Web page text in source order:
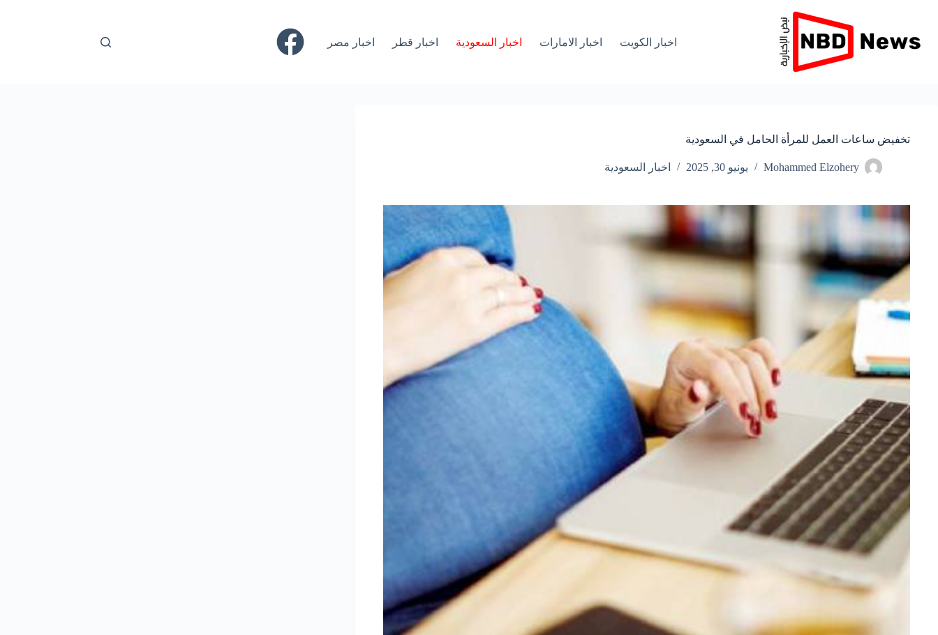
اخبار الكويت اخبار الامارات اخبار السعودية اخبار قطر اخبار مصر
تخفيض ساعات العمل للمرأة الحامل في السعودية
Mohammed Elzohery يونيو 30, 2025 اخبار السعودية